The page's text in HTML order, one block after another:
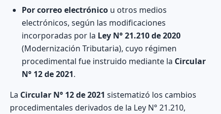
Por correo electrónico u otros medios
electrónicos, según las modificaciones
incorporadas por la Ley N° 21.210 de 2020
(Modernización Tributaria), cuyo régimen
procedimental fue instruido mediante la Circular
N° 12 de 2021.
La Circular N° 12 de 2021 sistematizó los cambios
procedimentales derivados de la Ley N° 21.210,